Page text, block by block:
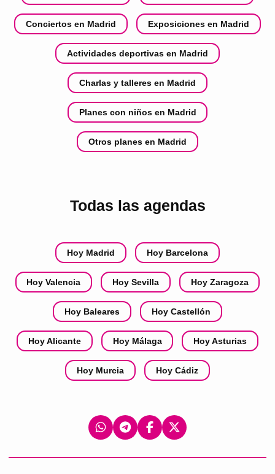
Conciertos en Madrid Exposiciones en Madrid
Actividades deportivas en Madrid
Charlas y talleres en Madrid
Planes con niños en Madrid
Otros planes en Madrid
Todas las agendas
Hoy Madrid Hoy Barcelona
Hoy Valencia Hoy Sevilla Hoy Zaragoza
Hoy Baleares Hoy Castellón
Hoy Alicante Hoy Málaga Hoy Asturias
Hoy Murcia Hoy Cádiz